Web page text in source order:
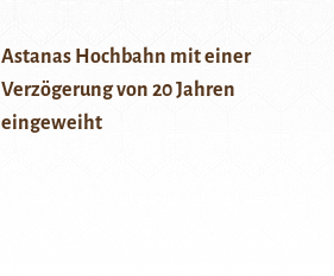
Astanas Hochbahn mit einer
Verzögerung von 20 Jahren
eingeweiht